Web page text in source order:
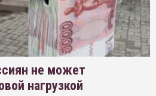
не может
нагрузкой